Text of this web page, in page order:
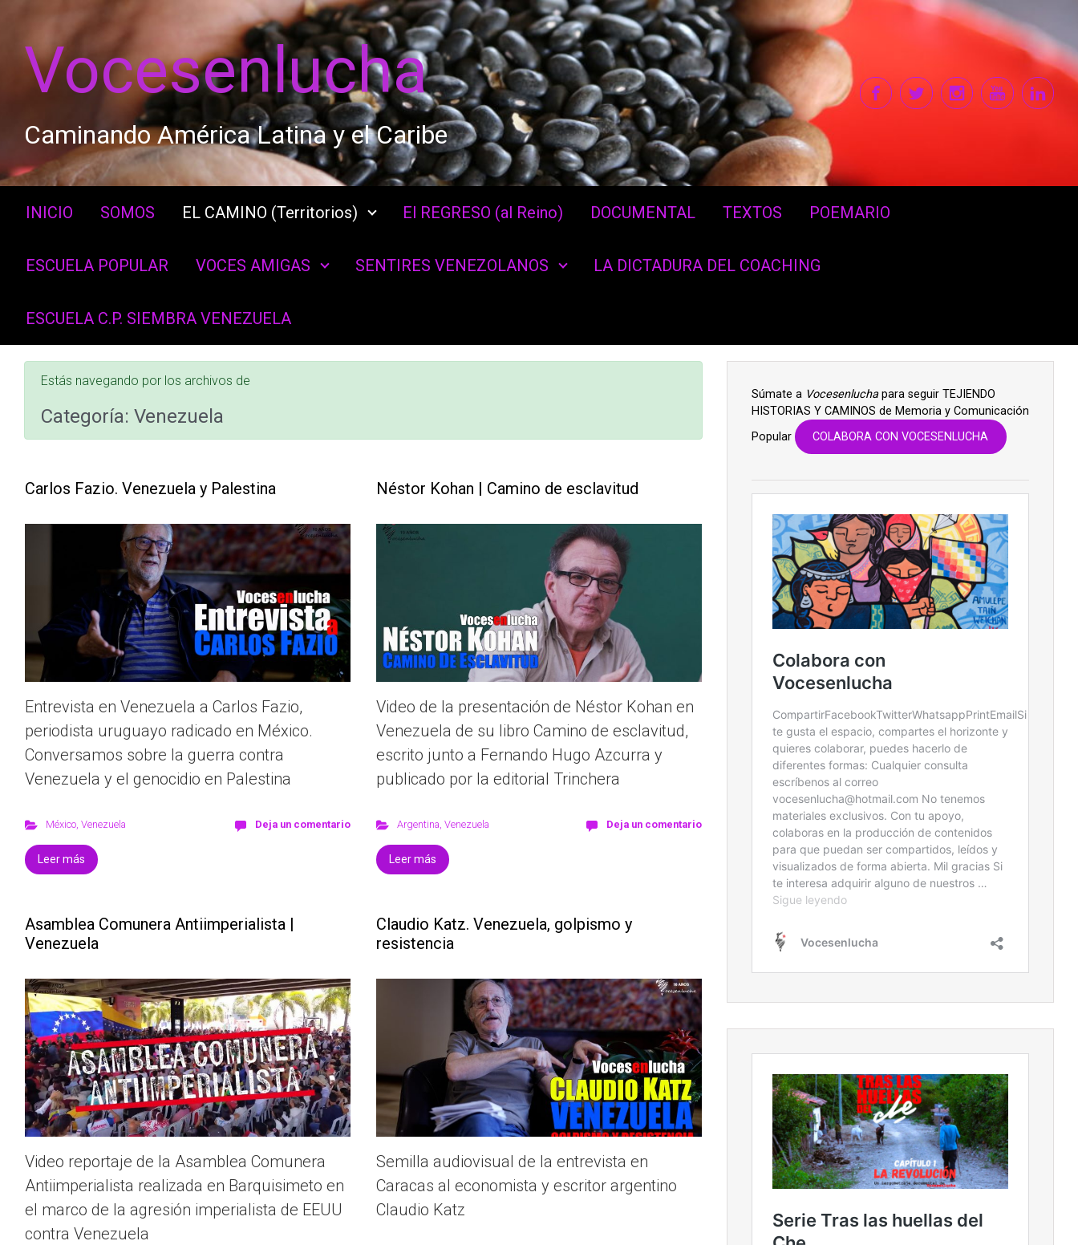
Vocesenlucha
Caminando América Latina y el Caribe
INICIO SOMOS EL CAMINO (Territorios) El REGRESO (al Reino) DOCUMENTAL TEXTOS POEMARIO
ESCUELA POPULAR VOCES AMIGAS SENTIRES VENEZOLANOS LA DICTADURA DEL COACHING
ESCUELA C.P. SIEMBRA VENEZUELA
Estás navegando por los archivos de
Categoría: Venezuela
Carlos Fazio. Venezuela y Palestina
Entrevista en Venezuela a Carlos Fazio,
periodista uruguayo radicado en México.
Conversamos sobre la guerra contra
Venezuela y el genocidio en Palestina
México, Venezuela Deja un comentario
Leer más
Néstor Kohan | Camino de esclavitud
Video de la presentación de Néstor Kohan en
Venezuela de su libro Camino de esclavitud,
escrito junto a Fernando Hugo Azcurra y
publicado por la editorial Trinchera
Argentina, Venezuela Deja un comentario
Leer más
Asamblea Comunera Antiimperialista |
Venezuela
Video reportaje de la Asamblea Comunera
Antiimperialista realizada en Barquisimeto en
el marco de la agresión imperialista de EEUU
contra Venezuela
Claudio Katz. Venezuela, golpismo y
resistencia
Semilla audiovisual de la entrevista en
Caracas al economista y escritor argentino
Claudio Katz
Súmate a Vocesenluchapara seguir TEJIENDO
HISTORIAS Y CAMINOS de Memoria y Comunicación
Popular
COLABORA CON VOCESENLUCHA